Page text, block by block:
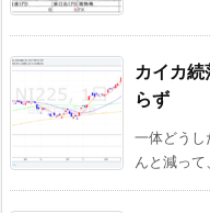
カイカ
らず
一体どうし
んと減っ